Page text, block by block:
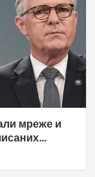
мреже и